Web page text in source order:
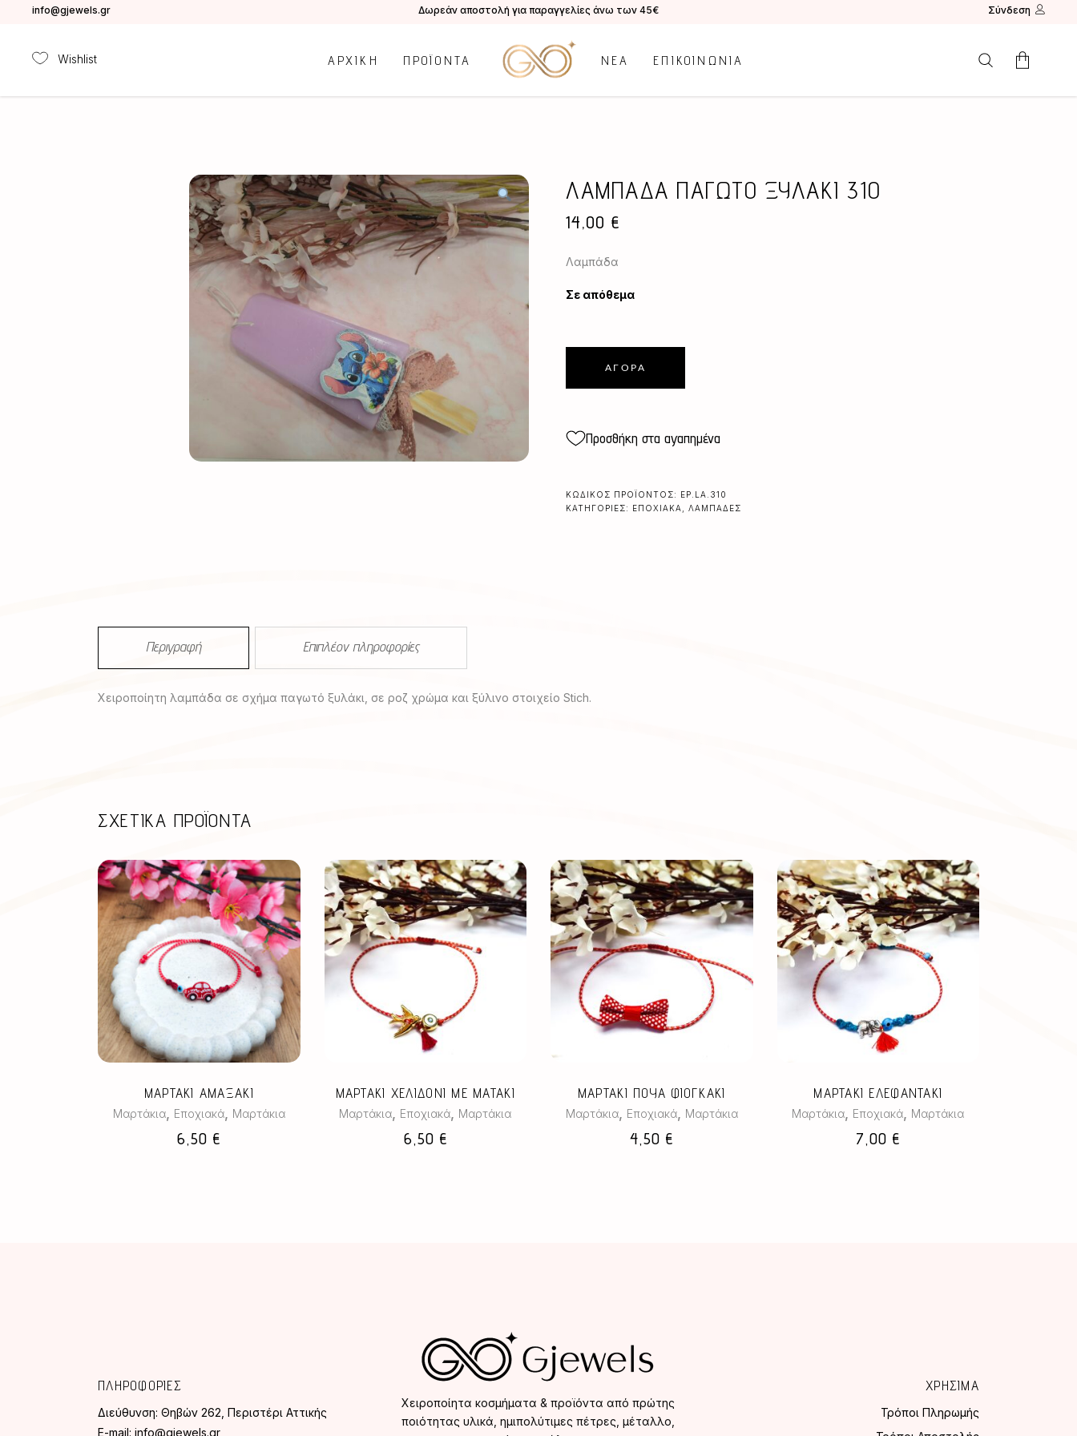
info@gjewels.gr Δωρεάν αποστολή για παραγγελίες άνω των 45€ Σύνδεση
Wishlist ΑΡΧΙΚΗ ΠΡΟΪΟΝΤΑ ΝΕΑ ΕΠΙΚΟΙΝΩΝΙΑ
ΛΑΜΠΑΔΑ ΠΑΓΩΤΟ ΞΥΛΑΚΙ 310
14,00 €
Λαμπάδα
Σε απόθεμα
ΑΓΟΡΆ
Προσθήκη στα αγαπημένα
ΚΩΔΙΚΌΣ ΠΡΟΪΌΝΤΟΣ: EP.LA.310
ΚΑΤΗΓΟΡΊΕΣ: ΕΠΟΧΙΑΚΆ ΛΑΜΠΆΔΕΣ
Περιγραφή Επιπλέον πληροφορίες
Χειροποίητη λαμπάδα σε σχήμα παγωτό ξυλάκι, σε ροζ χρώμα και ξύλινο στοιχείο Stich.
ΣΧΕΤΙΚΆ ΠΡΟΪΌΝΤΑ
ΜΑΡΤΑΚΙ ΑΜΑΞΑΚΙ
Μαρτάκια, Εποχιακά, Μαρτάκια
6,50€
ΜΑΡΤΑΚΙ ΧΕΛΙΔΟΝΙ ΜΕ ΜΑΤΑΚΙ
Μαρτάκια Εποχιακά Μαρτάκια
6,50 €
ΜΑΡΤΑΚΙ ΠΟΥΑ ΦΙΟΓΚΑΚΙ
Μαρτάκια, Εποχιακά, Μαρτάκια
4,50€
ΜΑΡΤΑΚΙ ΕΛΕΦΑΝΤΑΚΙ
Μαρτάκια Εποχιακά Μαρτάκια
7,00€
ΠΛΗΡΟΦΟΡΙΕΣ
Διεύθυνση: Θηβών 262, Περιστέρι Αττικής
E-mail: info@gjewels.gr
Χειροποίητα κοσμήματα & προϊόντα από πρώτης
ποιότητας υλικά, ημιπολύτιμες πέτρες, μέταλλο,
ΧΡΗΣΙΜΑ
Τρόποι Πληρωμής